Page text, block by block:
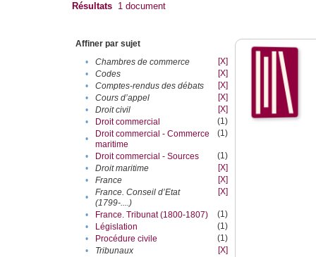
Résultats 1 document
Affiner par sujet
•
Chambres de commerce
[X]
•
Codes
[X]
•
Comptes-rendus des débats
[X]
•
Cours d’appel
[X]
•
Droit civil
[X]
•
Droit commercial
(1)
•
Droit commercial - Commerce
maritime
(1)
• Droit commercial - Sources
(1)
•
Droit maritime
[X]
•
France
[X]
•
France. Conseil d’Etat
(1799-....)
[X]
• France. Tribunat (1800-1807)
(1)
•
Législation
(1)
•
Procédure civile
(1)
•
Tribunaux
[X]